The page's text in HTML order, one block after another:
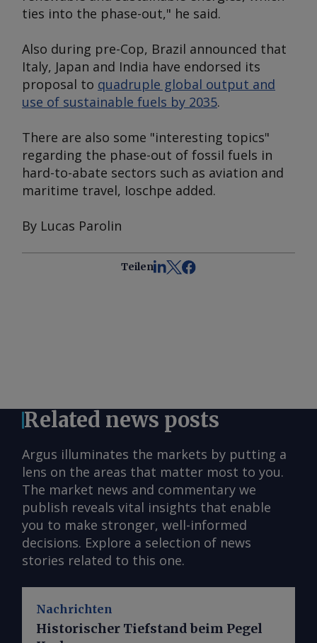
ties into the phase-out," he said.
Also during pre-Cop, Brazil announced that
Italy, Japan and India have endorsed its
proposal to quadruple global output and
use of sustainable fuels by 2035.
There are also some "interesting topics"
regarding the phase-out of fossil fuels in
hard-to-abate sectors such as aviation and
maritime travel, Ioschpe added.
By Lucas Parolin
Teilen
Related news posts
Argus illuminates the markets by putting a
lens on the areas that matter most to you.
The market news and commentary we
publish reveals vital insights that enable
you to make stronger, well-informed
decisions. Explore a selection of news
stories related to this one.
Nachrichten
Historischer Tiefstand beim Pegel